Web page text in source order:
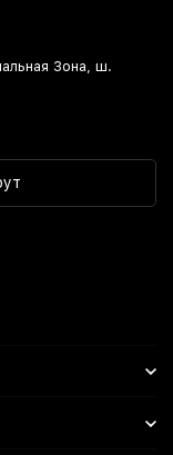
Зона, ш.